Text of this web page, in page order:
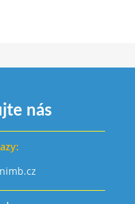
nás